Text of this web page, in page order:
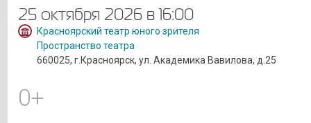
25 октября 2026 в 16:00
Красноярский театр юного зрителя
Пространство театра
660025, г.Красноярск, ул. Академика Вавилова, д.25
0+